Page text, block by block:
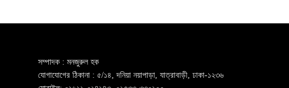
সম্পাদক : মনজুরুল হক
যোগাযোগের ঠিকানা : ৫/১৪, দনিয়া নয়াপাড়া, যাত্রাবাড়ী, ঢাকা-১২৩৬